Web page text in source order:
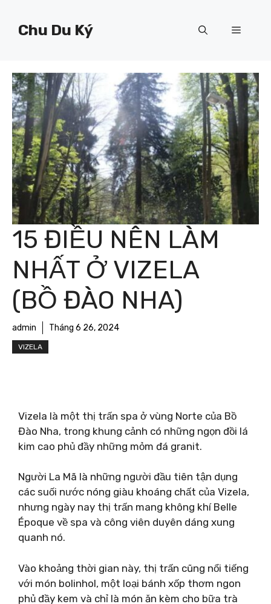
Chu Du Ký Menu
15 ĐIỀU NÊN LÀM
NHẤT Ở VIZELA
(BỒ ĐÀO NHA)
admin Tháng 6 26, 2024
VIZELA
Vizela là một thị trấn spa ở vùng Norte của Bồ
Đào Nha, trong khung cảnh có những ngọn đồi lá
kim cao phủ đầy những mỏm đá granit.
Người La Mã là những người đầu tiên tận dụng
các suối nước nóng giàu khoáng chất của Vizela,
nhưng ngày nay thị trấn mang không khí Belle
Époque về spa và công viên duyên dáng xung
quanh nó.
Vào khoảng thời gian này, thị trấn cũng nổi tiếng
với món bolinhol, một loại bánh xốp thơm ngon
phủ đầy kem và chỉ là món ăn kèm cho bữa trà